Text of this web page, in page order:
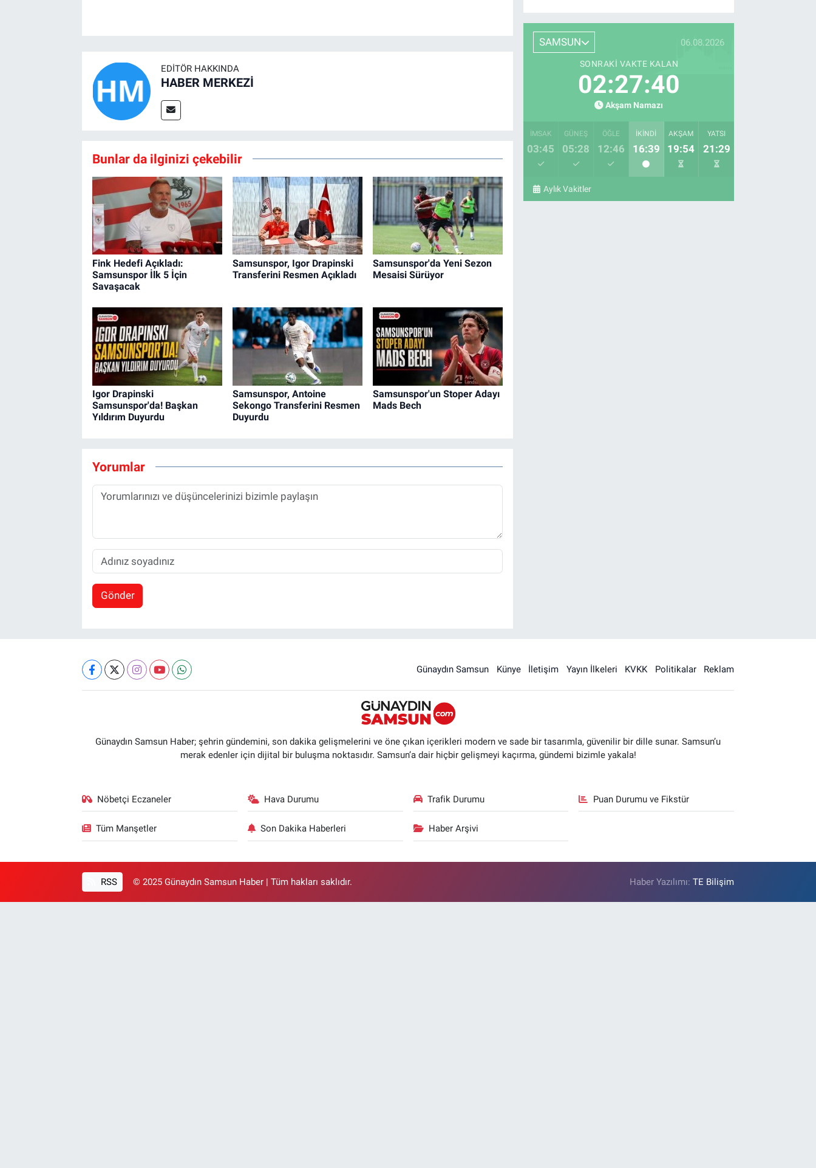
EDITÖR HAKKINDA
HABER MERKEZİ
Bunlar da ilginizi çekebilir
Fink Hedefi Açıkladı:
Samsunspor İlk 5 İçin
Savaşacak
Samsunspor, Igor Drapinski
Transferini Resmen Açıkladı
Samsunspor'da Yeni Sezon
Mesaisi Sürüyor
Igor Drapinski
Samsunspor'da! Başkan
Yıldırım Duyurdu
Samsunspor, Antoine
Sekongo Transferini Resmen
Duyurdu
Samsunspor'un Stoper Adayı
Mads Bech
Yorumlar
Gönder
SAMSUN 06.08.2026
SONRAKI VAKTE KALAN
02:27:39
Akşam Namazı
İMSAK
03:45
GÜNEŞ
05:28
ÖĞLE
12:46
İKINDI
16:39
AKŞAM
19:54
YATSI
21:29
Aylık Vakitler
Günaydın Samsun Künye İletişim Yayın İlkeleri KVKK Politikalar Reklam
Günaydın Samsun Haber; şehrin gündemini, son dakika gelişmelerini ve öne çıkan içerikleri modern ve sade bir tasarımla, güvenilir bir dille sunar. Samsun’u
merak edenler için dijital bir buluşma noktasıdır. Samsun’a dair hiçbir gelişmeyi kaçırma, gündemi bizimle yakala!
Nöbetçi Eczaneler Hava Durumu Trafik Durumu Puan Durumu ve Fikstür
Tüm Manşetler Son Dakika Haberleri Haber Arşivi
RSS © 2025 Günaydın Samsun Haber | Tüm hakları saklıdır. Haber Yazılımı:TE Bilişim